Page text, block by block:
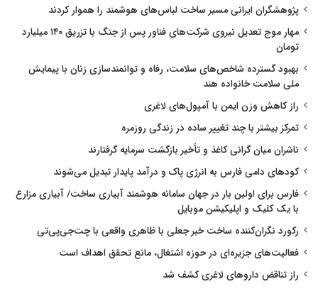
پژوهشگران ایرانی مسیر ساخت لباس‌های هوشمند را هموار کردند
مهار موج تعدیل نیروی شرکت‌های فناور پس از جنگ با تزریق ۱۴۰ میلیارد
تومان
بهبود گسترده شاخص‌های سلامت، رفاه و توانمندسازی زنان با پیمایش
ملی سلامت خانواده هند
راز کاهش وزن ایمن با آمپول‌های لاغری
تمرکز بیشتر با چند تغییر ساده در زندگی روزمره
ناشران میان گرانی کاغذ و تأخیر بازگشت سرمایه گرفتارند
کودهای دامی فارس به انرژی پاک و درآمد پایدار تبدیل می‌شوند
فارس برای اولین بار در جهان سامانه هوشمند آبیاری ساخت/ آبیاری مزارع
با یک کلیک و اپلیکیشن موبایل
رکورد نگران‌کننده ساخت خبر جعلی با ظاهری واقعی با چت‌جی‌پی‌تی
فعالیت‌های جزیره‌ای در حوزه اشتغال، مانع تحقق اهداف است
راز تناقض داروهای لاغری کشف شد